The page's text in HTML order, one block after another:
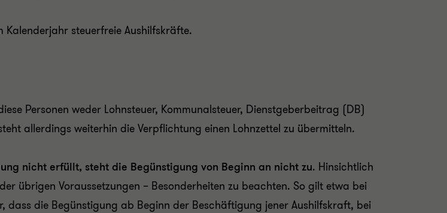
steuerfreie Aushilfskräfte.
Personen weder Lohnsteuer, Kommunalsteuer, Dienstgeberbeitrag (DB)
allerdings weiterhin die Verpflichtung einen Lohnzettel zu übermitteln.
nicht erfüllt, steht die Begünstigung von Beginn an nicht zu. Hinsichtlich
übrigen Voraussetzungen – Besonderheiten zu beachten. So gilt etwa bei
dass die Begünstigung ab Beginn der Beschäftigung jener Aushilfskraft, bei